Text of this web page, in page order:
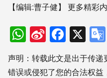
【编辑:曹子健】 更多精彩
WhatsApp
Sina
Weibo
X
声明：转载此文是出于传
错误或侵犯了您的合法权